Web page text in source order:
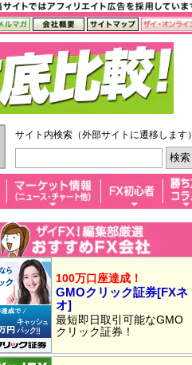
サイト内検索（外部サイトに遷移します）
100万口座達成！
GMOクリック証券[FXネ
オ]
最短即日取引可能なGMO
クリック証券！